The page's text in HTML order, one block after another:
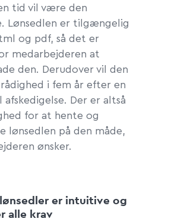
tid vil være den
Lønsedlen er tilgængelig
og pdf, så det er
medarbejderen at
den. Derudover vil den
i fem år efter en
afskedigelse. Der er altså
for at hente og
lønsedlen på den måde,
ønsker.
er intuitive og
alle krav